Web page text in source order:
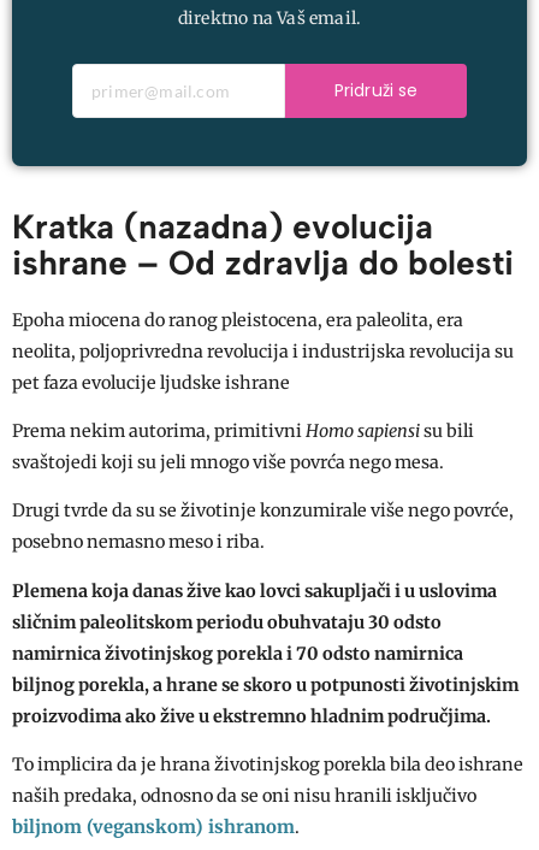
direktno na Vaš email.
Pridruži se
Kratka (nazadna) evolucija
ishrane – Od zdravlja do bolesti
Epoha miocena do ranog pleistocena, era paleolita, era
neolita, poljoprivredna revolucija i industrijska revolucija su
pet faza evolucije ljudske ishrane
Prema nekim autorima, primitivniHomo sapiensisu bili
svaštojedi koji su jeli mnogo više povrća nego mesa.
Drugi tvrde da su se životinje konzumirale više nego povrće,
posebno nemasno meso i riba.
Plemena koja danas žive kao lovci sakupljači i u uslovima
sličnim paleolitskom periodu obuhvataju 30 odsto
namirnica životinjskog porekla i 70 odsto namirnica
biljnog porekla, a hrane se skoro u potpunosti životinjskim
proizvodima ako žive u ekstremno hladnim područjima.
To implicira da je hrana životinjskog porekla bila deo ishrane
naših predaka, odnosno da se oni nisu hranili isključivo
biljnom (veganskom) ishranom.